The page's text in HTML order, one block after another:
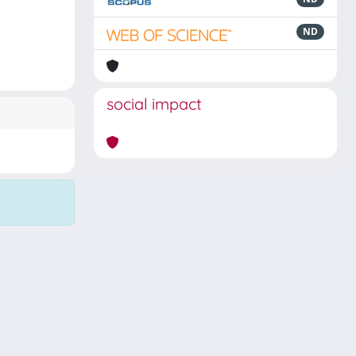
ND
social impact